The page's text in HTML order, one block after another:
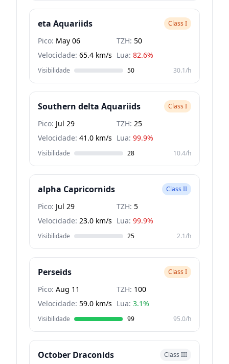
eta Aquariids Class I
Pico: May 06 TZH: 50
Velocidade: 65.4 km/s Lua: 82.6%
Visibilidade 50 30.1/h
Southern delta Aquariids Class I
Pico: Jul 29 TZH: 25
Velocidade: 41.0 km/s Lua: 99.9%
Visibilidade 28 10.4/h
alpha Capricornids Class II
Pico: Jul 29 TZH: 5
Velocidade: 23.0 km/s Lua: 99.9%
Visibilidade 25 2.1/h
Perseids Class I
Pico: Aug 11 TZH: 100
Velocidade: 59.0 km/s Lua: 3.1%
Visibilidade 99 95.0/h
October Draconids Class III